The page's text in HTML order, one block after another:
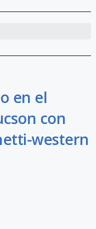
en el
con
western